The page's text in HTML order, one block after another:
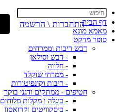
דף הבית
מאמא מונא
סופר מרקט
דבש ריבות וממרחים
- דבש וסילאן
- חלווה
- ממרחי שוקלד
- ריבות וקונפיטורות
חטיפים - ממתקים ודגני בוקר
- ביגלה ו מקלות מלוחים
- ביסקוויטים וקרואסון
התחברות \ הרשמה